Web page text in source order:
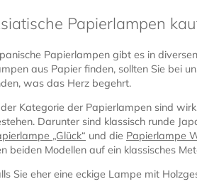
Papierlampen
Papierlampen gibt es in
aus Papier finden, sollten Sie bei
was das Herz begehrt.
Kategorie der Papierlampen sind
Darunter sind klassisch runde
„Glück“ und die Papierlampe
beiden Modellen auf ein klassisches
Sie eher eine eckige Lampe mit